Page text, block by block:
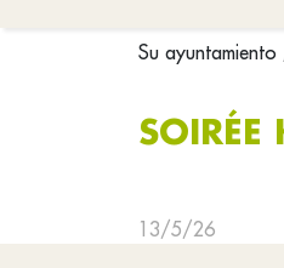
Su ayuntamiento
13/5/26